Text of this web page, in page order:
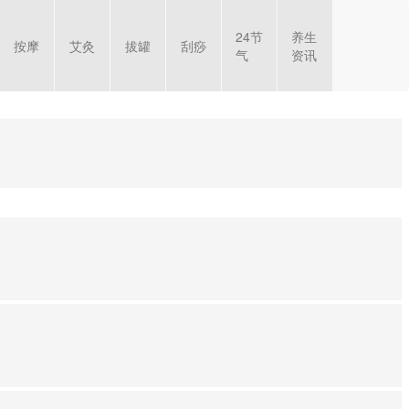
按摩 艾灸 拔罐 刮痧
24节
气
养生
资讯